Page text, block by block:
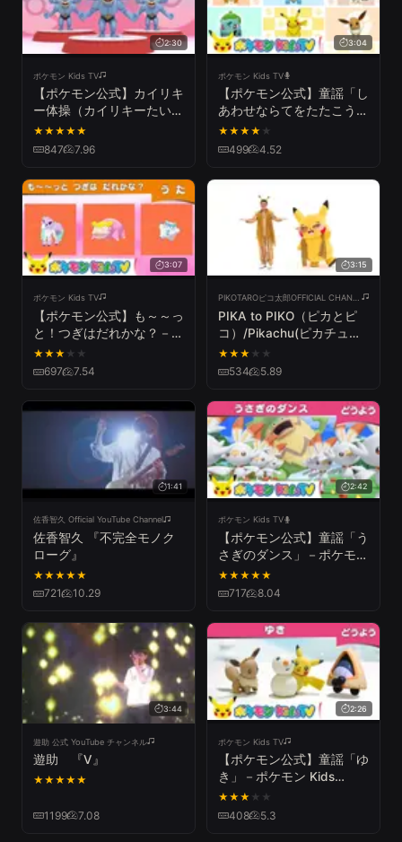
2:30
ポケモン Kids TV
【ポケモン公式】カイリキ
ー体操（カイリキーたいそ
う）－ポケモン Kids TV
★★★★★
847 7.96
3:04
ポケモン Kids TV
【ポケモン公式】童謡「し
あわせならてをたたこう」
－ポケモン Kids TV【こど
ものうた】
★★★★ ★
499 4.52
3:07
ポケモン Kids TV
【ポケモン公式】も～～っ
と！つぎはだれかな？－ポ
ケモン Kids TV【こどもの
うた】
★★★ ★ ★
697 7.54
3:15
PIKA to PIKO（ピカとピ
コ）/Pikachu(ピカチュウ)
& PIKOTARO(ピコ太郎)
★★★ ★ ★
534 5.89
1:41
佐香智久 Official YouTube Channel
佐香智久 『不完全モノク
ローグ』
★★★★★
721 10.29
2:42
ポケモン Kids TV
【ポケモン公式】童謡「う
さぎのダンス」－ポケモン
Kids TV【こどものうた】
★★★★★
717 8.04
3:44
遊助 公式 YouTube チャンネル
遊助 『V』
★★★★★
1199 7.08
2:26
ポケモン Kids TV
【ポケモン公式】童謡「ゆ
き」－ポケモン Kids
TV【こどものうた】
★★★ ★ ★
408 5.3